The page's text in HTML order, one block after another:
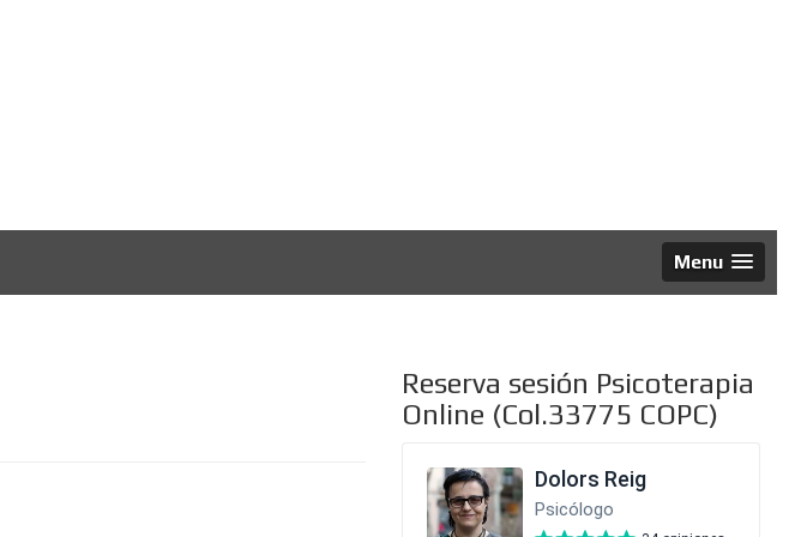
Menu
Reserva sesión Psicoterapia
Online (Col.33775 COPC)